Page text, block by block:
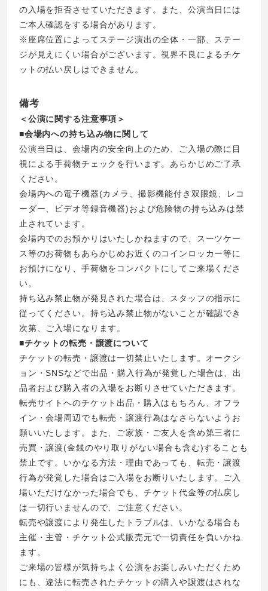
の入場を拒否させていただきます。また、公演当日には
ご本人確認をする場合があります。
※座席位置によってステージ演出の全体・一部、ステー
ジが見えにくい場合がございます。視界不良によるチケ
ットの払い戻しはできません。
備考
＜公演に関する注意事項＞
■会場内への持ち込み物に関して
公演当日は、会場内の安全向上のため、ご入場の際に目
視による手荷物チェックを行います。あらかじめご了承
ください。
会場内への電子機器(カメラ、撮影機能付き双眼鏡、レコ
ーダー、ビデオ等録音機器)および危険物の持ち込みは禁
止されています。
会場内でのお預かりはいたしかねますので、スーツケー
ス等のお荷物もあらかじめお近くのコインロッカー等に
お預けになり、手荷物をコンパクトにしてご来場くださ
い。
持ち込み禁止物が発見された場合は、スタッフの指示に
従ってください。持ち込み禁止物がないことが確認でき
次第、ご入場になります。
■チケットの転売・譲渡について
チケットの転売・譲渡は一切禁止いたします。オークシ
ョン・SNSなどで出品・購入行為が発覚した場合は、出
品者および購入者の入場をお断りさせていただきます。
転売サイトへのチケット出品・購入はもちろん、オフラ
イン・会場周辺でも転売・譲渡行為はなさらないようお
願いいたします。また、ご家族・ご友人を含め第三者に
売買・譲渡(金銭のやり取りがない場合も含む)することも
禁止です。いかなる方法・理由であっても、転売・譲渡
行為が発覚した場合はご入場をお断りいたします。ご入
場いただけなかった場合でも、チケット代金等の払戻し
は一切行いませんので、ご注意ください。
転売や譲渡により発生したトラブルは、いかなる場合も
主催・主管・チケット公式販売元で一切責任を負いかね
ます。
ご来場の皆様が気持ちよく公演をお楽しみいただくため
にも、違法に転売されたチケットの購入や譲渡はされな